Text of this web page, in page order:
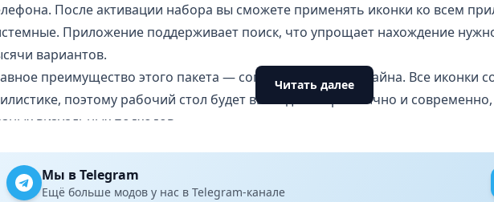
После активации набора вы сможете применять иконки ко всем
Приложение поддерживает поиск, что упрощает нахождение
вариантов.
преимущество этого пакета — согласованность дизайна. Все иконки
поэтому рабочий стол будет выглядеть гармонично и современно,
визуальных подходов.
понравится тем, кто ценит внешний вид своего устройства и
Если вы любите экспериментировать с дизайном, но не
Читать далее
Мы в Telegram
Ещё больше модов у нас в Telegram-канале